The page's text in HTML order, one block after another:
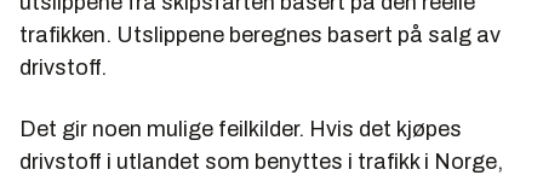
trafikken. Utslippene beregnes basert på salg av
drivstoff.
Det gir noen mulige feilkilder. Hvis det kjøpes
drivstoff i utlandet som benyttes i trafikk i Norge,